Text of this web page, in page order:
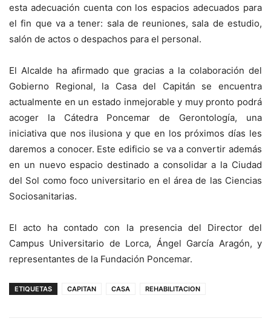
esta adecuación cuenta con los espacios adecuados para
el fin que va a tener: sala de reuniones, sala de estudio,
salón de actos o despachos para el personal.
El Alcalde ha afirmado que gracias a la colaboración del
Gobierno Regional, la Casa del Capitán se encuentra
actualmente en un estado inmejorable y muy pronto podrá
acoger la Cátedra Poncemar de Gerontología, una
iniciativa que nos ilusiona y que en los próximos días les
daremos a conocer. Este edificio se va a convertir además
en un nuevo espacio destinado a consolidar a la Ciudad
del Sol como foco universitario en el área de las Ciencias
Sociosanitarias.
El acto ha contado con la presencia del Director del
Campus Universitario de Lorca, Ángel García Aragón, y
representantes de la Fundación Poncemar.
ETIQUETAS CAPITAN CASA REHABILITACION